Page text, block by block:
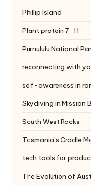
Phillip Island
Plant protein 7-11
Purnululu National
reconnecting with
self-awareness in
Skydiving in Mission
South West Rocks
Tasmania’s Cradle
tech tools for
The Evolution of